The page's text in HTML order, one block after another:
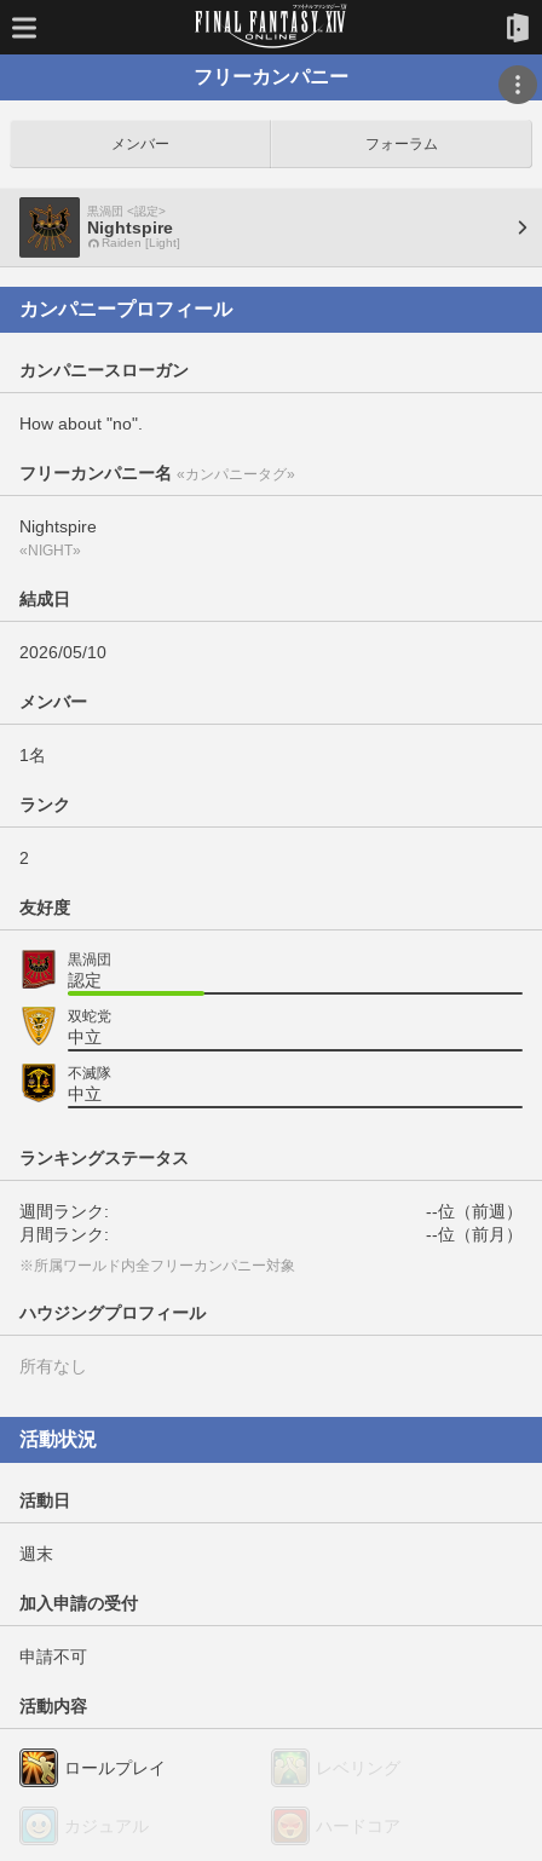
フリーカンパニー
メンバー フォーラム
黒渦団 <認定>
Nightspire
Raiden [Light]
カンパニープロフィール
カンパニースローガン
How about "no".
フリーカンパニー名 «カンパニータグ»
Nightspire
«NIGHT»
結成日
2026/05/10
メンバー
1名
ランク
2
友好度
黒渦団
認定
双蛇党
中立
不滅隊
中立
ランキングステータス
週間ランク:
--位（前週）
月間ランク:
--位（前月）
※所属ワールド内全フリーカンパニー対象
ハウジングプロフィール
所有なし
活動状況
活動日
週末
加入申請の受付
申請不可
活動内容
ロールプレイ レベリング
カジュアル ハードコア